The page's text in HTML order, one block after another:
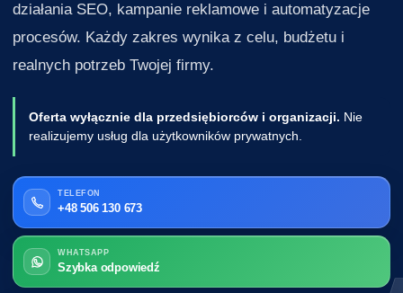
działania SEO, kampanie reklamowe i automatyzacje
procesów. Każdy zakres wynika z celu, budżetu i
realnych potrzeb Twojej firmy.
Oferta wyłącznie dla przedsiębiorców i organizacji. Nie
realizujemy usług dla użytkowników prywatnych.
TELEFON
+48 506 130 673
WHATSAPP
Szybka odpowiedź